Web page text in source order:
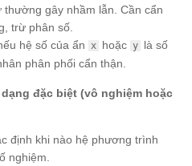
thường gây nhầm lẫn. Cần cẩn
trừ phân số.
hệ số của ẩn
x hoặc y là số
phân phối cẩn thận.
đặc biệt (vô nghiệm hoặc
định khi nào hệ phương trình
nghiệm.